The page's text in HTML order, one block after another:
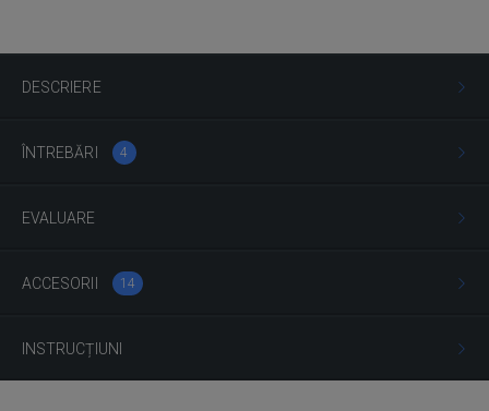
DESCRIERE
ÎNTREBĂRI 4
EVALUARE
ACCESORII 14
INSTRUCȚIUNI